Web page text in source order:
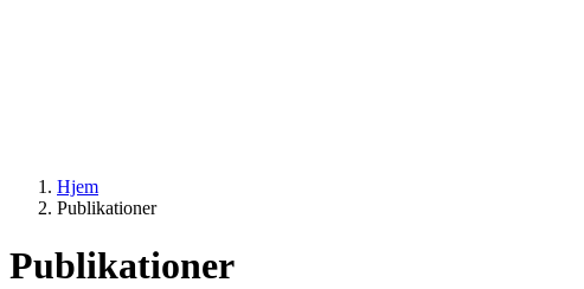
Hjem
Publikationer
Publikationer